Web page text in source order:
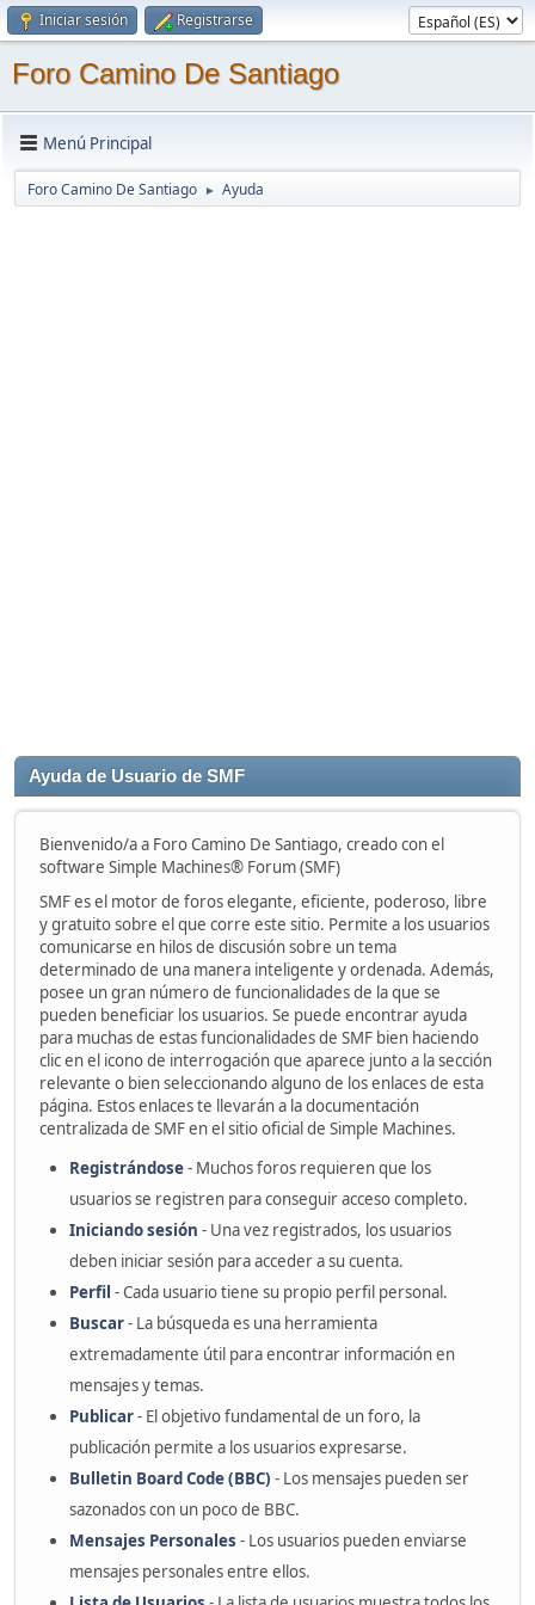
Iniciar sesión Registrarse
Foro Camino De Santiago
Menú Principal
Foro Camino De Santiago ► Ayuda
Ayuda de Usuario de SMF
Bienvenido/a a Foro Camino De Santiago, creado con el
software Simple Machines® Forum (SMF)
SMF es el motor de foros elegante, eficiente, poderoso, libre
y gratuito sobre el que corre este sitio. Permite a los usuarios
comunicarse en hilos de discusión sobre un tema
determinado de una manera inteligente y ordenada. Además,
posee un gran número de funcionalidades de la que se
pueden beneficiar los usuarios. Se puede encontrar ayuda
para muchas de estas funcionalidades de SMF bien haciendo
clic en el icono de interrogación que aparece junto a la sección
relevante o bien seleccionando alguno de los enlaces de esta
página. Estos enlaces te llevarán a la documentación
centralizada de SMF en el sitio oficial de Simple Machines.
Registrándose- Muchos foros requieren que los
usuarios se registren para conseguir acceso completo.
Iniciando sesión - Una vez registrados, los usuarios
deben iniciar sesión para acceder a su cuenta.
Perfil - Cada usuario tiene su propio perfil personal.
Buscar- La búsqueda es una herramienta
extremadamente útil para encontrar información en
mensajes y temas.
Publicar- El objetivo fundamental de un foro, la
publicación permite a los usuarios expresarse.
Bulletin Board Code (BBC) - Los mensajes pueden ser
sazonados con un poco de BBC.
Mensajes Personales - Los usuarios pueden enviarse
mensajes personales entre ellos.